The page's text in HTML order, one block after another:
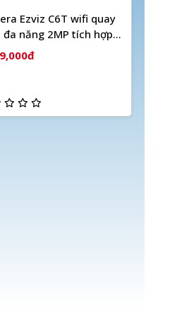
Ezviz C6T wifi quay
đa năng 2MP tích hợp